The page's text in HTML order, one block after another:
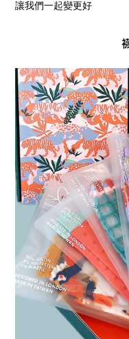
讓我們一起變更好